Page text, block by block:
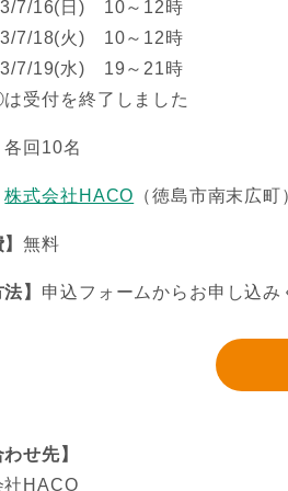
7/16(日) 10～12時
7/18(火) 10～12時
7/19(水) 19～21時
付を終了しました
各回10名
株式会社HACO （徳島市南末広町
】無料
】 申込フォームからお申し込み
わせ先】
HACO